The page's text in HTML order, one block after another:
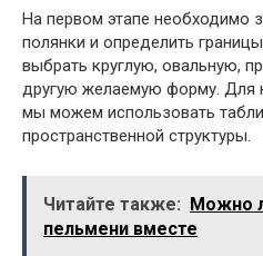
На первом этапе необходимо
полянки и определить
выбрать круглую, овальную,
другую желаемую форму. Для
мы можем использовать
пространственной структуры.
Читайте также:
Можно
пельмени вместе